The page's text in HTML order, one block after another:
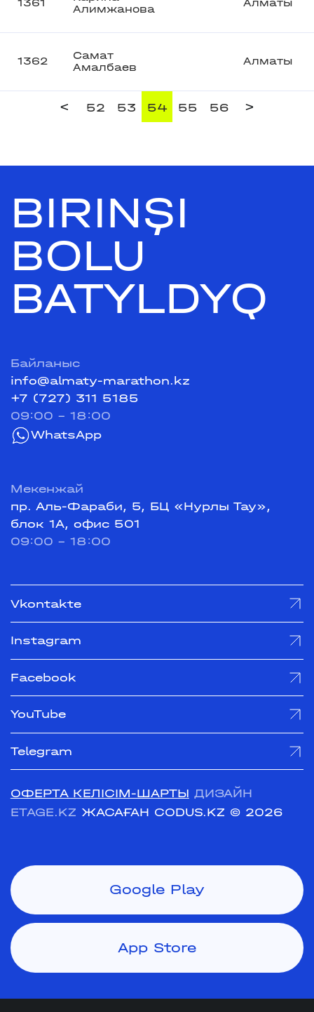
1361
Алимжанова
Алматы
1362
Самат
Амалбаев
Алматы
< 52 53 54 55 56 >
BIRINŞI
BOLU
BATYLDYQ
Байланыс
info@almaty-marathon.kz
+7 (727) 311 5185
09:00 - 18:00
WhatsApp
Мекенжай
пр. Аль-Фараби, 5, БЦ «Нурлы Тау»,
блок 1А, офис 501
09:00 - 18:00
Vkontakte
Instagram
Facebook
YouTube
Telegram
ОФЕРТА КЕЛІСІМ-ШАРТЫ ДИЗАЙН
ETAGE.KZ ЖАСАҒАН CODUS.KZ © 2026
Google Play
App Store